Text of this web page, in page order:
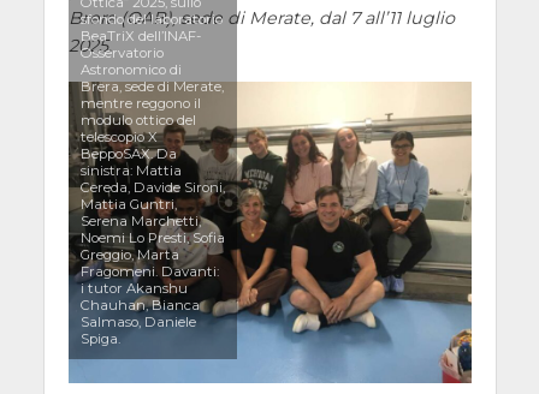
Brera (OAB), sede di Merate, dal 7 all’11 luglio
2025.
sfondo del laboratorio
BeaTriX dell’INAF-
Osservatorio
Astronomico di
Brera, sede di Merate,
mentre reggono il
modulo ottico del
telescopio X
BeppoSAX. Da
sinistra: Mattia
Cereda, Davide Sironi,
Mattia Guntri,
Serena Marchetti,
Noemi Lo Presti, Sofia
Greggio, Marta
Fragomeni. Davanti:
i tutor Akanshu
Chauhan, Bianca
Salmaso, Daniele
Spiga.